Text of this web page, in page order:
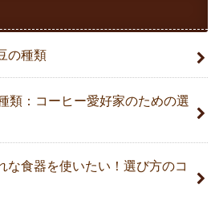
の種類
類：コーヒー愛好家のための選
な食器を使いたい！選び方のコ